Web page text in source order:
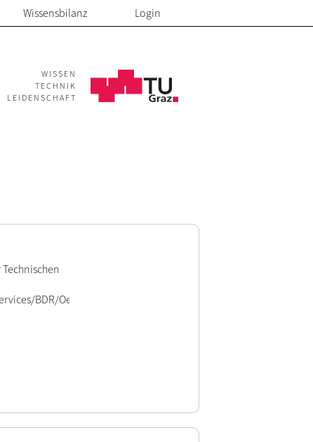
Wissensbilanz Login
WISSEN
TECHNIK
LEIDENSCHAFT
BDR/Oeffentlichkeitsarbeit/Folder/TU_Graz_people